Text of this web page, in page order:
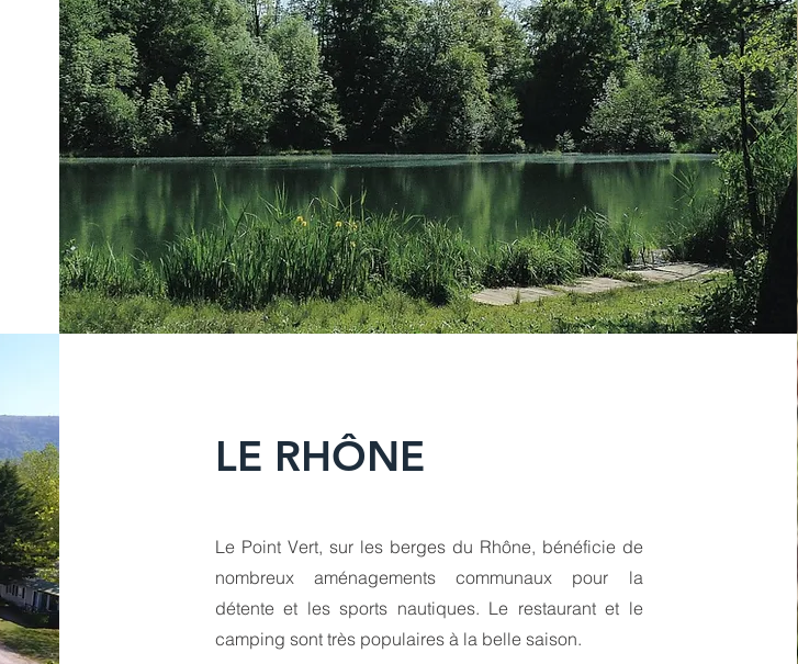
LE RHÔNE
Le Point Vert, sur les berges du Rhône, bénéficie de
nombreux aménagements communaux pour la
détente et les sports nautiques. Le restaurant et le
camping sont très populaires à la belle saison.